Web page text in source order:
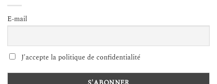
E-mail
J'accepte la politique de confidentialité